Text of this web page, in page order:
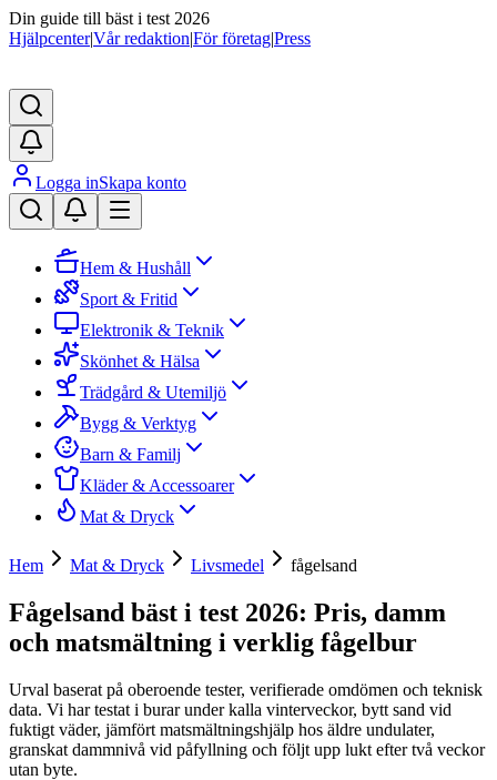
Din guide till bäst i test 2026
Hjälpcenter|Vår redaktion|För företag|Press
Logga inSkapa konto
Hem & Hushåll
Sport & Fritid
Elektronik & Teknik
Skönhet & Hälsa
Trädgård & Utemiljö
Bygg & Verktyg
Barn & Familj
Kläder & Accessoarer
Mat & Dryck
Hem Mat & Dryck Livsmedel fågelsand
Fågelsand bäst i test 2026: Pris, damm
och matsmältning i verklig fågelbur
Urval baserat på oberoende tester, verifierade omdömen och teknisk
data. Vi har testat i burar under kalla vinterveckor, bytt sand vid
fuktigt väder, jämfört matsmältningshjälp hos äldre undulater,
granskat dammnivå vid påfyllning och följt upp lukt efter två veckor
utan byte.